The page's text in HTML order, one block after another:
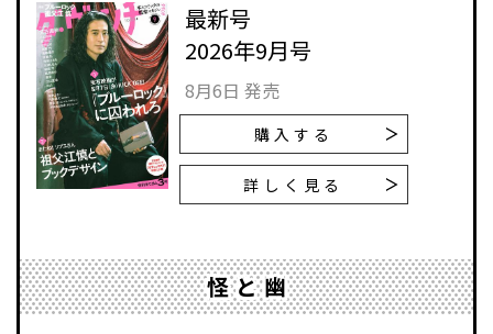
最新号
2026年9月号
8月6日 発売
購入する
詳しく見る
怪と幽